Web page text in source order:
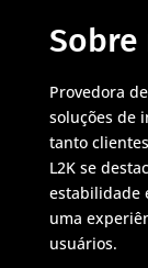
Sobre
Provedora
soluções de
tanto
L2K se
estabilidade
uma
usuários.